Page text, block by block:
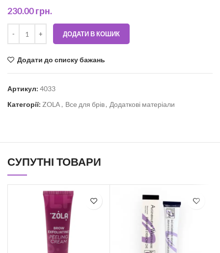
230.00грн.
ДОДАТИ В КОШИК
Додати до списку бажань
Артикул: 4033
Категорії: ZOLA , Все для брів, Додаткові матеріали
СУПУТНІ ТОВАРИ